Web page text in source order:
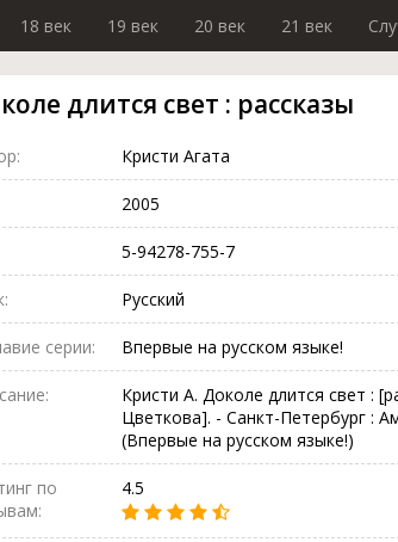
18 век 19 век 20 век 21 век
длится свет : рассказы
Кристи Агата
2005
5-94278-755-7
Русский
серии: Впервые на русском языке!
Кристи А. Доколе длится свет :
Цветкова]. - Санкт-Петербург :
(Впервые на русском языке!)
по
4.5